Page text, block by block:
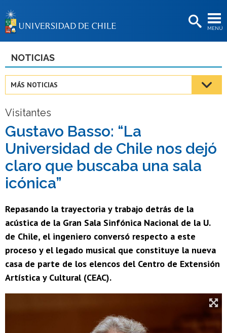
MENÚ
BIBLIOTECAS
Estudiantes
Funcionarias/os
Egresadas/os
NOTICIAS
MÁS NOTICIAS
Visitantes
Gustavo Basso: “La
Universidad de Chile nos dejó
claro que buscaba una sala
icónica”
Repasando la trayectoria y trabajo detrás de la
acústica de la Gran Sala Sinfónica Nacional de la U.
de Chile, el ingeniero conversó respecto a este
proceso y el legado musical que constituye la nueva
casa de parte de los elencos del Centro de Extensión
Artística y Cultural (CEAC).